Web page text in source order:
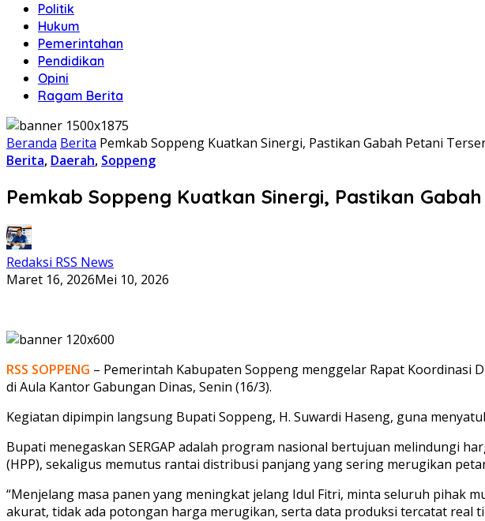
Politik
Hukum
Pemerintahan
Pendidikan
Opini
Ragam Berita
Beranda Berita Pemkab Soppeng Kuatkan Sinergi, Pastikan Gabah Petani
Berita, Daerah, Soppeng
Pemkab Soppeng Kuatkan Sinergi, Pastikan
Redaksi RSS News
Maret 16, 2026Mei 10, 2026
RSS SOPPENG – Pemerintah Kabupaten Soppeng menggelar Rapat Koordinasi
di Aula Kantor Gabungan Dinas, Senin (16/3).
Kegiatan dipimpin langsung Bupati Soppeng, H. Suwardi Haseng, guna
Bupati menegaskan SERGAP adalah program nasional bertujuan melindungi
(HPP), sekaligus memutus rantai distribusi panjang yang sering merugikan
“Menjelang masa panen yang meningkat jelang Idul Fitri, minta seluruh pihak
akurat, tidak ada potongan harga merugikan, serta data produksi tercatat real